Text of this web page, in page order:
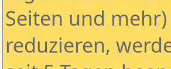
Seiten und
reduzieren,